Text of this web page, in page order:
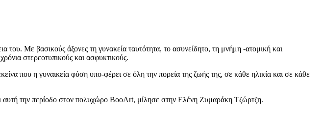
του. Με βασικούς άξονες τη γυνακεία ταυτότητα, το ασυνείδητο, τη μνήμη -ατομική και
στερεοτυπικούς και ασφυκτικούς.
που η γυναικεία φύση υπο-φέρει σε όλη την πορεία της ζωής της, σε κάθε ηλικία και σε κάθε
αυτή την περίοδο στον πολυχώρο BooArt, μίλησε στην Ελένη Ζυμαράκη Τζώρτζη.